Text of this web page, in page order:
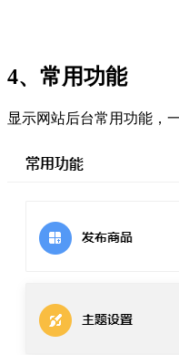
4、常用功能
显示网站后台常用功能，